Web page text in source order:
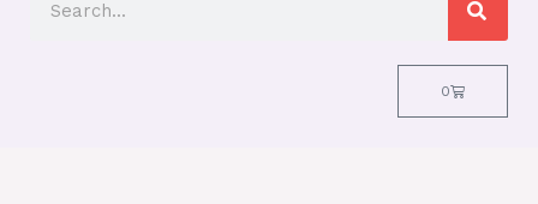
0
Cart